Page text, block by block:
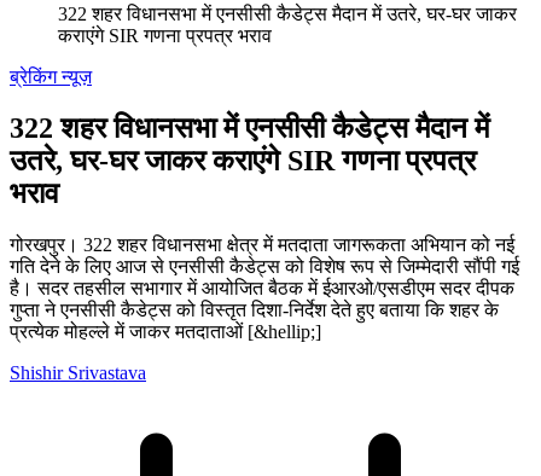
322 शहर विधानसभा में एनसीसी कैडेट्स मैदान में उतरे, घर-घर जाकर
कराएंगे SIR गणना प्रपत्र भराव
ब्रेकिंग न्यूज़
322 शहर विधानसभा में एनसीसी कैडेट्स मैदान में
उतरे, घर-घर जाकर कराएंगे SIR गणना प्रपत्र
भराव
गोरखपुर। 322 शहर विधानसभा क्षेत्र में मतदाता जागरूकता अभियान को नई
गति देने के लिए आज से एनसीसी कैडेट्स को विशेष रूप से जिम्मेदारी सौंपी गई
है। सदर तहसील सभागार में आयोजित बैठक में ईआरओ/एसडीएम सदर दीपक
गुप्ता ने एनसीसी कैडेट्स को विस्तृत दिशा-निर्देश देते हुए बताया कि शहर के
प्रत्येक मोहल्ले में जाकर मतदाताओं [&hellip;]
Shishir Srivastava